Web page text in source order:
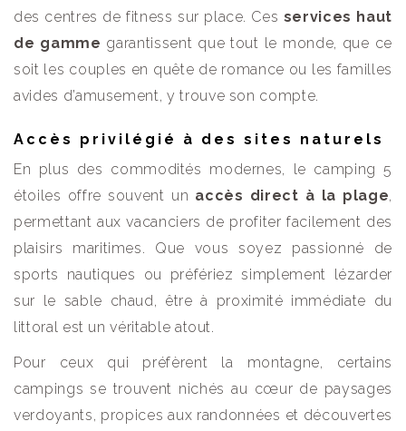
des centres de fitness sur place. Ces services haut
de gamme garantissent que tout le monde, que ce
soit les couples en quête de romance ou les familles
avides d’amusement, y trouve son compte.
Accès privilégié à des sites naturels
En plus des commodités modernes, le camping 5
étoiles offre souvent un accès direct à la plage
permettant aux vacanciers de profiter facilement des
plaisirs maritimes. Que vous soyez passionné de
sports nautiques ou préfériez simplement lézarder
sur le sable chaud, être à proximité immédiate du
littoral est un véritable atout.
Pour ceux qui préfèrent la montagne, certains
campings se trouvent nichés au cœur de paysages
verdoyants, propices aux randonnées et découvertes